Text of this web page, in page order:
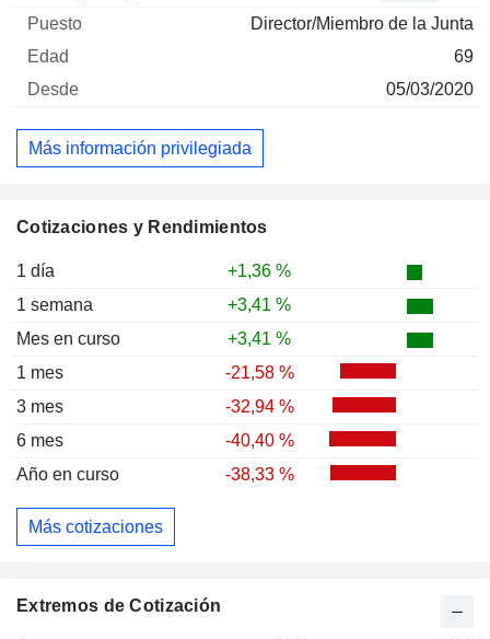
Cotizaciones y Rendimientos
1 día
+1,36 %
1 semana
+3,41 %
Mes en curso
+3,41 %
1 mes
-21,58 %
3 mes
-32,94 %
6 mes
-40,40 %
Año en curso
-38,33 %
Más cotizaciones
Extremos de Cotización
Director/Miembro de la Junta
69
05/03/2020
Más información privilegiada